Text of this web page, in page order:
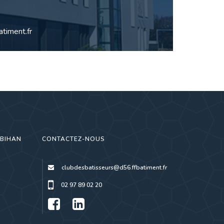
CONTACTEZ-NOUS
clubdesbatisseurs@d56.ffbatiment.fr
02 97 89 02 20